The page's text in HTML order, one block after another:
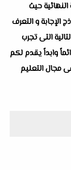
حيث
و التعرف
التى تجرب
وابداً يقدم لكم
مجال التعليم